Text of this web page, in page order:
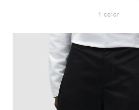
1 color